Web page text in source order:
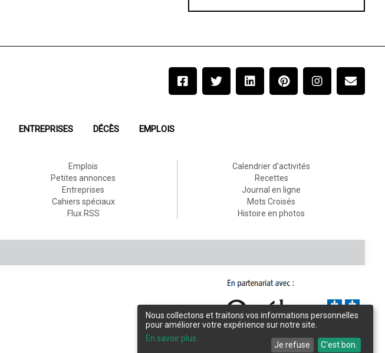
ENTREPRISES DÉCÈS EMPLOIS
Emplois
Petites annonces
Entreprises
Cahiers spéciaux
Flux RSS
Calendrier d'activités
Recettes
Journal en ligne
Mots Croisés
Histoire en photos
Conception et design :L'Écho de Frontenac
Intégration et programmation :LogiACTION
Nous collectons et traitons vos informations personnelles
pour améliorer votre expérience sur notre site.
En savoir plus
Je refuse C'est bon.